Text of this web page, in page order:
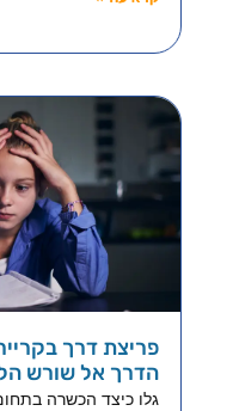
פריצת דרך
הדרך אל שורש
גלו כיצד הכשרה